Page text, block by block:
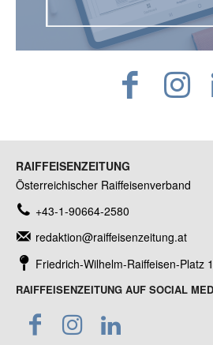
RAIFFEISENZEITUNG
Österreichischer Raiffeisenverband
+43-1-90664-2580
redaktion@raiffeisenzeitung.at
Friedrich-Wilhelm-Raiffeisen-Platz
RAIFFEISENZEITUNG AUF SOCIAL